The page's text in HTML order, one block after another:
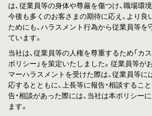
は、従業員等の身体や尊厳を傷つけ、職場環
今後も多くのお客さまの期待に応え、より良
ためにも、ハラスメント行為から従業員等を
ています。
当社は、従業員等の人権を尊重するため「カ
ポリシー」を策定いたしました。従業員等が
マーハラスメントを受けた際は、従業員等に
応するとともに、上長等に報告・相談するこ
告・相談があった際には、当社は本ポリシー
ます。